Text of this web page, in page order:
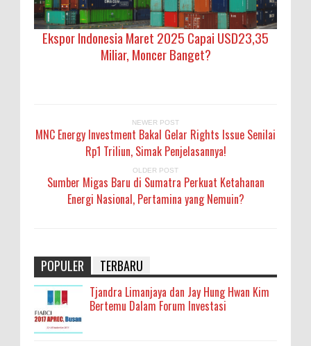
Ekspor Indonesia Maret 2025 Capai USD23,35
Miliar, Moncer Banget?
NEWER POST
MNC Energy Investment Bakal Gelar Rights Issue Senilai
Rp1 Triliun, Simak Penjelasannya!
OLDER POST
Sumber Migas Baru di Sumatra Perkuat Ketahanan
Energi Nasional, Pertamina yang Nemuin?
POPULER TERBARU
Tjandra Limanjaya dan Jay Hung Hwan Kim
Bertemu Dalam Forum Investasi